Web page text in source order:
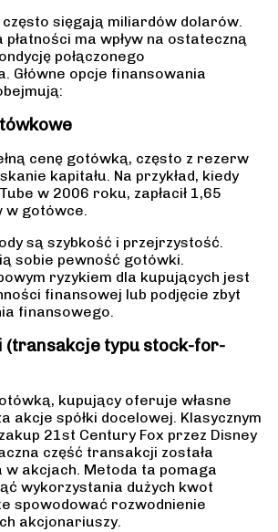
sięgają miliardów dolarów.
ma wpływ na ostateczną
połączonego
Główne opcje finansowania
cenę gotówką, często z rezerw
kapitału. Na przykład, kiedy
w 2006 roku, zapłacił 1,65
w gotówce.
są szybkość i przejrzystość.
sobie pewność gotówki.
ryzykiem dla kupujących jest
finansowej lub podjęcie zbyt
finansowego.
(transakcje typu stock-for-
kupujący oferuje własne
akcje spółki docelowej. Klasycznym
21st Century Fox przez Disney
część transakcji została
w akcjach. Metoda ta pomaga
wykorzystania dużych kwot
spowodować rozwodnienie
akcjonariuszy.